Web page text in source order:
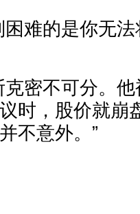
困难的是你无
克密不可分。
时，股价就崩
不意外。”